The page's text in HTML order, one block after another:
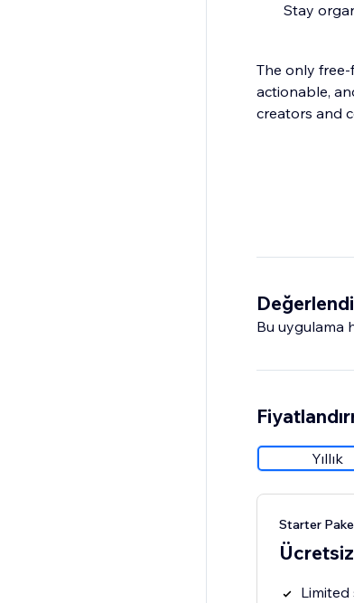
Stay
The only
actionable,
creators and
Bu uygulama
Yıllık
Starter
Ücretsiz
Limited